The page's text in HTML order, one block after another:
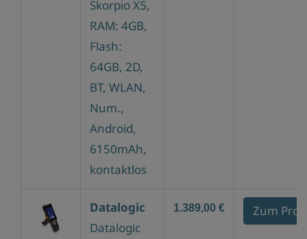
Skorpio X5,
RAM: 4GB,
Flash:
64GB, 2D,
BT, WLAN,
Num.,
Android,
6150mAh,
kontaktlos
Datalogic
Datalogic
1.389,00 € Zum